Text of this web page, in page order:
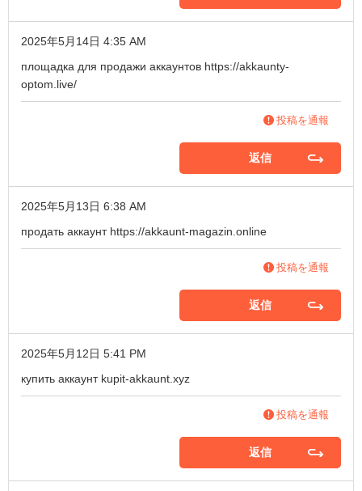
2025年5月14日 4:35 AM
площадка для продажи аккаунтов https://akkaunty-
optom.live/
投稿を通報
返信
2025年5月13日 6:38 AM
продать аккаунт https://akkaunt-magazin.online
投稿を通報
返信
2025年5月12日 5:41 PM
купить аккаунт kupit-akkaunt.xyz
投稿を通報
返信